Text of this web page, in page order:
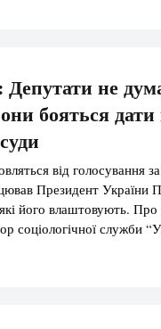
не
бояться дати
від голосування
Президент
його влаштовують.
соціологічної служби
чи судовий корпус